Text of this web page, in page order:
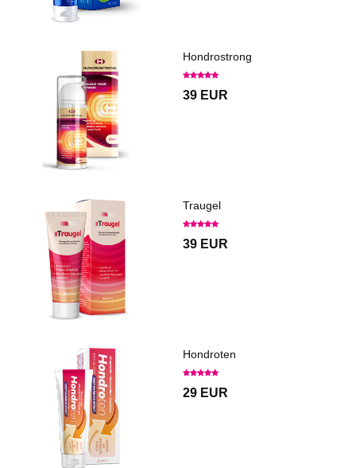
Hondrostrong
39 EUR
Traugel
39 EUR
Hondroten
29 EUR